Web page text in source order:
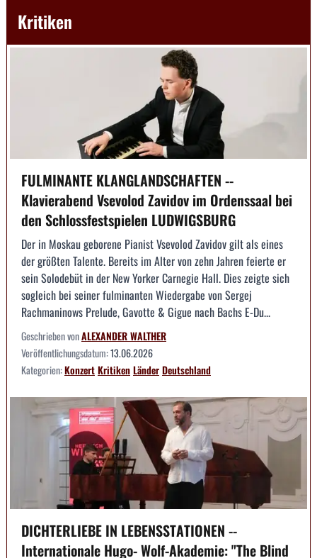
Kritiken
FULMINANTE KLANGLANDSCHAFTEN --
Klavierabend Vsevolod Zavidov im Ordenssaal bei
den Schlossfestspielen LUDWIGSBURG
Der in Moskau geborene Pianist Vsevolod Zavidov gilt als eines
der größten Talente. Bereits im Alter von zehn Jahren feierte er
sein Solodebüt in der New Yorker Carnegie Hall. Dies zeigte sich
sogleich bei seiner fulminanten Wiedergabe von Sergej
Rachmaninows Prelude, Gavotte & Gigue nach Bachs E-Du...
Geschrieben vonALEXANDER WALTHER
Veröffentlichungsdatum:13.06.2026
Kategorien:KonzertKritikenLänderDeutschland
DICHTERLIEBE IN LEBENSSTATIONEN --
Internationale Hugo- Wolf-Akademie: "The Blind